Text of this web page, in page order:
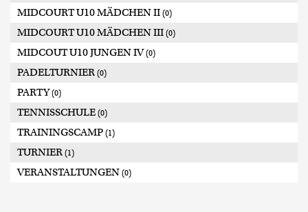
MIDCOURT U10 MÄDCHEN II (0)
MIDCOURT U10 MÄDCHEN III (0)
MIDCOUT U10 JUNGEN IV(0)
PADELTURNIER (0)
PARTY(0)
TENNISSCHULE (0)
TRAININGSCAMP (1)
TURNIER (1)
VERANSTALTUNGEN (0)